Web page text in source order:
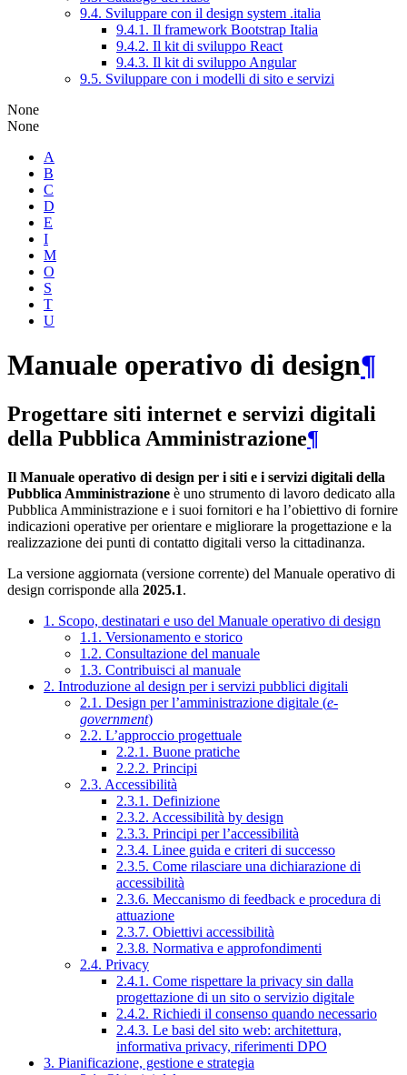
9.4. Sviluppare con il design system .italia
9.4.1. Il framework Bootstrap Italia
9.4.2. Il kit di sviluppo React
9.4.3. Il kit di sviluppo Angular
9.5. Sviluppare con i modelli di sito e servizi
None
None
A
B
C
D
E
I
M
O
S
T
U
Manuale operativo di design¶
Progettare siti internet e servizi digitali
della Pubblica Amministrazione¶
Il Manuale operativo di design per i siti e i servizi digitali della
Pubblica Amministrazione è uno strumento di lavoro dedicato alla
Pubblica Amministrazione e i suoi fornitori e ha l’obiettivo di fornire
indicazioni operative per orientare e migliorare la progettazione e la
realizzazione dei punti di contatto digitali verso la cittadinanza.
La versione aggiornata (versione corrente) del Manuale operativo di
design corrisponde alla 2025.1.
1. Scopo, destinatari e uso del Manuale operativo di design
1.1. Versionamento e storico
1.2. Consultazione del manuale
1.3. Contribuisci al manuale
2. Introduzione al design per i servizi pubblici digitali
2.1. Design per l’amministrazione digitale (e-
government)
2.2. L’approccio progettuale
2.2.1. Buone pratiche
2.2.2. Principi
2.3. Accessibilità
2.3.1. Definizione
2.3.2. Accessibilità by design
2.3.3. Principi per l’accessibilità
2.3.4. Linee guida e criteri di successo
2.3.5. Come rilasciare una dichiarazione di
accessibilità
2.3.6. Meccanismo di feedback e procedura di
attuazione
2.3.7. Obiettivi accessibilità
2.3.8. Normativa e approfondimenti
2.4. Privacy
2.4.1. Come rispettare la privacy sin dalla
progettazione di un sito o servizio digitale
2.4.2. Richiedi il consenso quando necessario
2.4.3. Le basi del sito web: architettura,
informativa privacy, riferimenti DPO
3. Pianificazione, gestione e strategia